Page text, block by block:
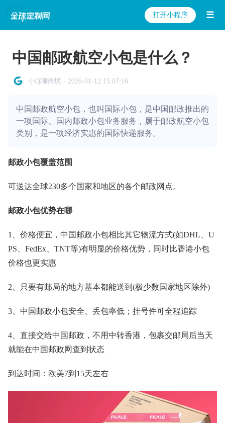
打开小程序 ☰
中国邮政航空小包是什么？
小Q聊跨境 · 2026-01-12 15:07:16
中国邮政航空小包，也叫国际小包，是中国邮政推出的
一项国际、国内邮政小包业务服务，属于邮政航空小包
类别，是一项经济实惠的国际快递服务。
邮政小包覆盖范围
可送达全球230多个国家和地区的各个邮政网点。
邮政小包优势在哪
1、价格便宜，中国邮政小包相比其它物流方式(如DHL、U
PS、FedEx、TNT等)有明显的价格优势，同时比香港小包
价格也更实惠
2、只要有邮局的地方基本都能送到(极少数国家地区除外)
3、中国邮政小包安全、丢包率低；挂号件可全程追踪
4、直接交给中国邮政，不用中转香港，包裹交邮局后当天
就能在中国邮政网查到状态
到达时间：欧美7到15天左右